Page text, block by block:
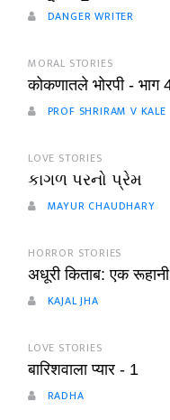
DANGER WRITER
MORAL STORIES
कोकणातले भोरपी - भाग
PROF SHRIRAM V KALE
LOVE STORIES
કાગળ પરનો પ્રેમ
MAYUR CHAUDHARY
HORROR STORIES
अधूरी किताब: एक
KAJAL JHA
LOVE STORIES
बारिशवाला प्यार - 1
RADHA